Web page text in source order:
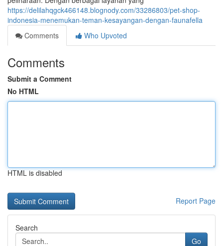
https://delilahqgck466148.blognody.com/33286803/pet-shop-
indonesia-menemukan-teman-kesayangan-dengan-faunafella
Comments
Who Upvoted
Comments
Submit a Comment
No HTML
HTML is disabled
Report Page
Search
Go